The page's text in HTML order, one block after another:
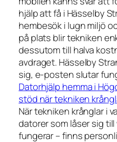
hjälp att få i Hässelby
hembesök i lugn miljö
på plats blir tekniken
dessutom till halva
avdraget. Hässelby
sig, e-posten slutar
Datorhjälp hemma i
stöd när tekniken
När tekniken krånglar i
datorer som låser sig
fungerar – finns